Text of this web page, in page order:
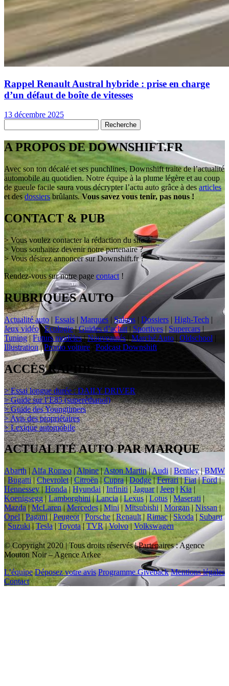
Rappel Renault Austral hybride : prise en charge
d’un défaut de boîte de vitesses
13 décembre 2025
A PROPOS DE DOWNSHIFT.FR
Avec son ton décalé et ses punchlines, Downshift traite de l’actualité
automobile au quotidien. Notre équipe à la plume légère et au coup
de gueule facile saura vous décrypter l’actu auto grâce à des articles
et des dossiers brûlants. Vous savez vous tenir, pas nous !
CONTACT & PUB
> Vous voulez contacter la rédaction du site ?
> Vous souhaitez devenir notre partenaire ?
> Vous désirez annoncer sur Downshift.fr ?
Rendez-vous sur notre page contact !
RUBRIQUES AUTO
Actualité auto | Essais | Marques |Salons | Dossiers | High-Tech |
Jeux vidéo|Ecologie|Guides d’achat | Sportives | Supercars |
Tuning|Futurs modèles|Nouveautés|Marché Auto | Oldschool |
Illustration|Promo voiture Podcast Downshift
ACCÈS RAPIDE
> Essai longue durée : DAILY DRIVER
> Guide sur l’E85 (superéthanol)
> Guide des Youngtimers
> Avis des propriétaires
> Lexique automobile
ACTUALITÉ AUTO PAR MARQUE
Abarth | Alfa Romeo|Alpine|Aston Martin|Audi | Bentley|BMW
| Bugatti|Chevrolet|Citroën |Cupra | Dodge|Ferrari|Fiat|Ford|
Hennessey| Honda| Hyundai |Infiniti | Jaguar| Jeep|Kia |
Koenigsegg|Lamborghini|Lancia|Lexus | Lotus| Maserati |
Mazda |McLaren|Mercedes | Mini | Mitsubishi | Morgan|Nissan|
Opel | Pagani|Peugeot|Porsche | Renault| Rimac|Skoda | Subaru
| Suzuki|Tesla| Toyota | TVR|Volvo|Volkswagen
© Copyright 2020 | Tous droits réservés | Partenaires : Agence
Mouton Noir – Agence Arkee
L’équipe Déposez votre avis Programme Giveback Mentions légales
Contact